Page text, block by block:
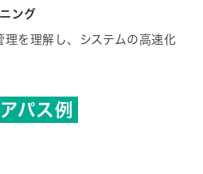
ング
を理解し、システムの高速化
パス例